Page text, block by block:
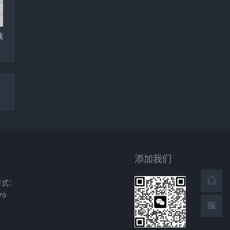
：
添加我们